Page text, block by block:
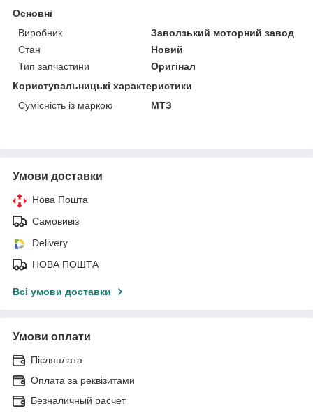
Основні
Виробник
Заволзький моторний завод
Стан
Новий
Тип запчастини
Оригінал
Користувальницькі характеристики
Сумісність із маркою
МТЗ
Умови доставки
Нова Пошта
Самовивіз
Delivery
НОВА ПОШТА
Всі умови доставки
Умови оплати
Післяплата
Оплата за реквізитами
Безналичный расчет